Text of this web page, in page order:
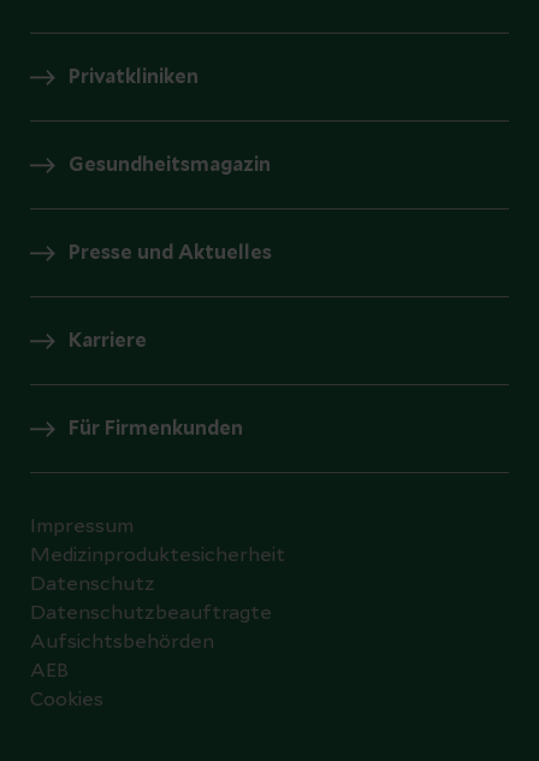
Privatkliniken
Gesundheitsmagazin
Presse und Aktuelles
Karriere
Für Firmenkunden
Impressum
Medizinproduktesicherheit
Datenschutz
Datenschutzbeauftragte
Aufsichtsbehörden
AEB
Cookies